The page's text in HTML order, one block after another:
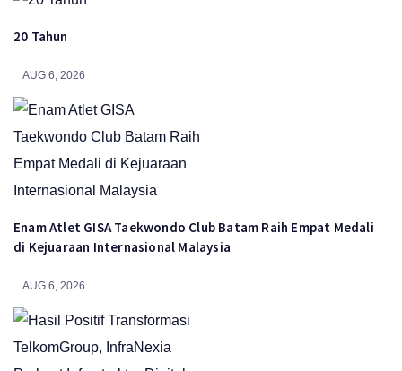
20 Tahun
AUG 6, 2026
Enam Atlet GISA Taekwondo Club Batam Raih Empat Medali
di Kejuaraan Internasional Malaysia
AUG 6, 2026